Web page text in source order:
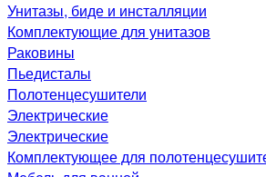
Унитазы, биде и инсталляции
Комплектующие для унитазов
Раковины
Пьедисталы
Полотенцесушители
Электрические
Электрические
Комплектующее для